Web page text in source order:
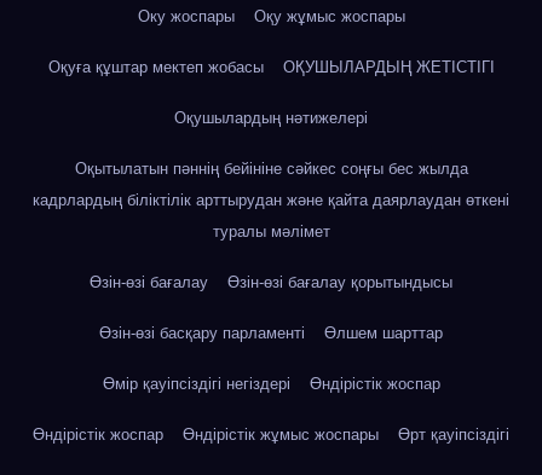
Оку жоспары Оқу жұмыс жоспары
Оқуға құштар мектеп жобасы ОҚУШЫЛАРДЫҢ ЖЕТІСТІГІ
Оқушылардың нәтижелері
Оқытылатын пәннің бейініне сәйкес соңғы бес жылда
кадрлардың біліктілік арттырудан және қайта даярлаудан өткені
туралы мәлімет
Өзін-өзі бағалау Өзін-өзі бағалау қорытындысы
Өзін-өзі басқару парламенті Өлшем шарттар
Өмір қауіпсіздігі негіздері Өндірістік жоспар
Өндірістік жоспар Өндірістік жұмыс жоспары Өрт қауіпсіздігі